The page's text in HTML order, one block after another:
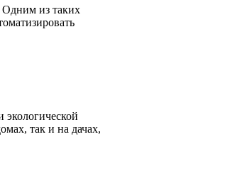
Одним из таких
так и на дачах,